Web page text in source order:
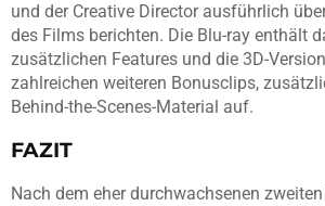
und der Creative Director ausführlich
des Films berichten. Die Blu-ray enthält
zusätzlichen Features und die 3D-
zahlreichen weiteren Bonusclips,
Behind-the-Scenes-Material auf.
FAZIT
Nach dem eher durchwachsenen